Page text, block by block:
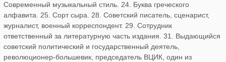
Современный музыкальный стиль. 24. Буква греческого
алфавита. 25. Сорт сыра. 28. Советский писатель, сценарист,
журналист, военный корреспондент. 29. Сотрудник
ответственный за литературную часть издания. 31. Выдающийся
советский политический и государственный деятель,
революционер-большевик, председатель ВЦИК, один из